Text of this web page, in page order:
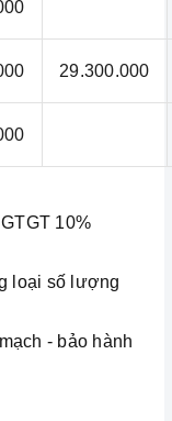
29.300.000
10%
loại số lượng
- bảo hành